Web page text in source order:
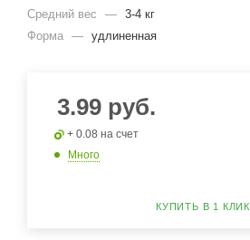
Средний вес
— 3-4 кг
Форма — удлиненная
3.99 руб.
+ 0.08 на счет
Много
КУПИТЬ В 1 КЛИК